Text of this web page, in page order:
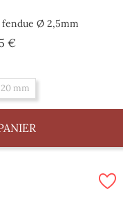
fendue Ø 2,5mm
€Prix
20 mm